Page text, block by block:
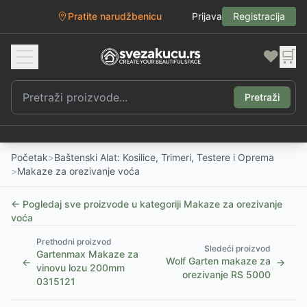
Pratite narudžbenicu Prijava Registracija
❤️ 🛒
Pretraži
Početak>Baštenski Alat: Kosilice, Trimeri, Testere i Oprema
>Makaze za orezivanje voća
← Pogledaj sve proizvode u kategoriji Makaze za orezivanje
voća
←
Prethodni proizvod
Gartenmax Makaze za
vinovu lozu 200mm
0315121
Sledeći proizvod
Wolf Garten makaze za
orezivanje RS 5000
→